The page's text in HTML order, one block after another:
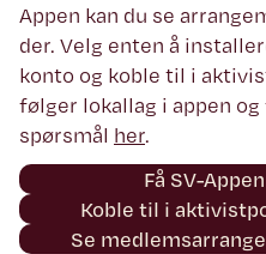
Appen kan du se
der. Velg enten å
konto og koble til i
følger lokallag i appen
spørsmål her.
Få SV-Appen
Koble til i
Se